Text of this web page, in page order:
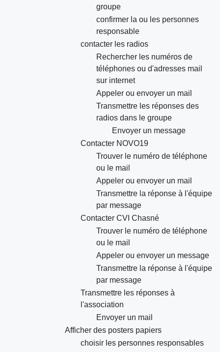
groupe
confirmer la ou les personnes
responsable
contacter les radios
Rechercher les numéros de
téléphones ou d'adresses mail
sur internet
Appeler ou envoyer un mail
Transmettre les réponses des
radios dans le groupe
Envoyer un message
Contacter NOVO19
Trouver le numéro de téléphone
ou le mail
Appeler ou envoyer un mail
Transmettre la réponse à l'équipe
par message
Contacter CVI Chasné
Trouver le numéro de téléphone
ou le mail
Appeler ou envoyer un message
Transmettre la réponse à l'équipe
par message
Transmettre les réponses à
l'association
Envoyer un mail
Afficher des posters papiers
choisir les personnes responsables